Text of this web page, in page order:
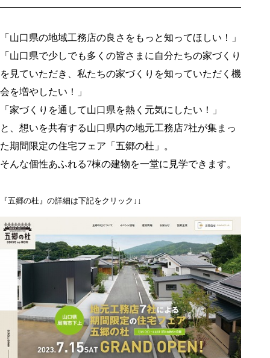
「山口県の地域工務店の良さをもっと知ってほしい！」
「山口県で少しでも多くの皆さまに自分たちの家づくり
を見ていただき、私たちの家づくりを知っていただく機
会を増やしたい！」
「家づくりを通して山口県を熱く元気にしたい！」
と、想いを共有する山口県内の地元工務店7社が集まっ
た期間限定の住宅フェア「五郷の杜」。
そんな個性あふれる7棟の建物を一堂に見学できます。
『五郷の杜』の詳細は下記をクリック↓↓